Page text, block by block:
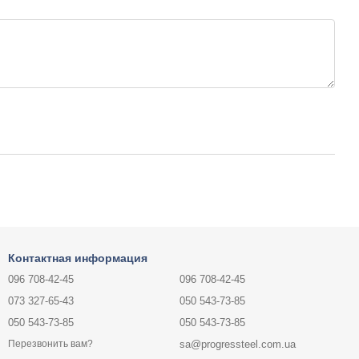
Контактная информация
096 708-42-45
073 327-65-43
050 543-73-85
Перезвонить вам?
096 708-42-45
050 543-73-85
050 543-73-85
sa@progressteel.com.ua